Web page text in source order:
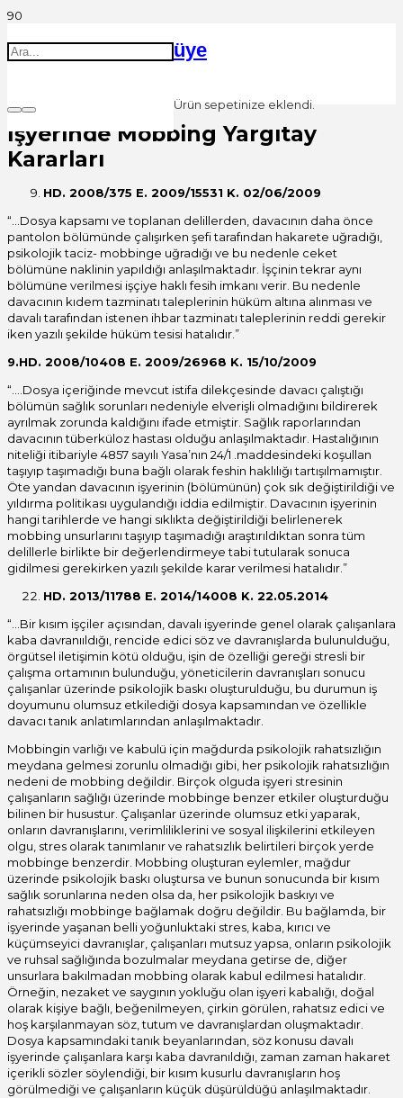
üye
Ürün sepetinize eklendi.
İşyerinde Mobbing Yargıtay
Kararları
HD. 2008/375 E. 2009/15531 K. 02/06/2009
“…Dosya kapsamı ve toplanan delillerden, davacının daha önce
pantolon bölümünde çalışırken şefi tarafından hakarete uğradığı,
psikolojik taciz- mobbinge uğradığı ve bu nedenle ceket
bölümüne naklinin yapıldığı anlaşılmaktadır. İşçinin tekrar aynı
bölümüne verilmesi işçiye haklı fesih imkanı verir. Bu nedenle
davacının kıdem tazminatı taleplerinin hüküm altına alınması ve
davalı tarafından istenen ihbar tazminatı taleplerinin reddi gerekir
iken yazılı şekilde hüküm tesisi hatalıdır.”
9.HD. 2008/10408 E. 2009/26968 K. 15/10/2009
“….Dosya içeriğinde mevcut istifa dilekçesinde davacı çalıştığı
bölümün sağlık sorunları nedeniyle elverişli olmadığını bildirerek
ayrılmak zorunda kaldığını ifade etmiştir. Sağlık raporlarından
davacının tüberküloz hastası olduğu anlaşılmaktadır. Hastalığının
niteliği itibariyle 4857 sayılı Yasa’nın 24/1 .maddesindeki koşullan
taşıyıp taşımadığı buna bağlı olarak feshin haklılığı tartışılmamıştır.
Öte yandan davacının işyerinin (bölümünün) çok sık değiştirildiği ve
yıldırma politikası uygulandığı iddia edilmiştir. Davacının işyerinin
hangi tarihlerde ve hangi sıklıkta değiştirildiği belirlenerek
mobbing unsurlarını taşıyıp taşımadığı araştırıldıktan sonra tüm
delillerle birlikte bir değerlendirmeye tabi tutularak sonuca
gidilmesi gerekirken yazılı şekilde karar verilmesi hatalıdır.”
HD. 2013/11788 E. 2014/14008 K. 22.05.2014
“…Bir kısım işçiler açısından, davalı işyerinde genel olarak çalışanlara
kaba davranııldığı, rencide edici söz ve davranışlarda bulunulduğu,
örgütsel iletişimin kötü olduğu, işin de özelliği gereği stresli bir
çalışma ortamının bulunduğu, yöneticilerin davranışları sonucu
çalışanlar üzerinde psikolojik baskı oluşturulduğu, bu durumun iş
doyumunu olumsuz etkilediği dosya kapsamından ve özellikle
davacı tanık anlatımlarından anlaşılmaktadır.
Mobbingin varlığı ve kabulü için mağdurda psikolojik rahatsızlığın
meydana gelmesi zorunlu olmadığı gibi, her psikolojik rahatsızlığın
nedeni de mobbing değildir. Birçok olguda işyeri stresinin
çalışanların sağlığı üzerinde mobbinge benzer etkiler oluşturduğu
bilinen bir husustur. Çalışanlar üzerinde olumsuz etki yaparak,
onların davranışlarını, verimliliklerini ve sosyal ilişkilerini etkileyen
olgu, stres olarak tanımlanır ve rahatsızlık belirtileri birçok yerde
mobbinge benzerdir. Mobbing oluşturan eylemler, mağdur
üzerinde psikolojik baskı oluştursa ve bunun sonucunda bir kısım
sağlık sorunlarına neden olsa da, her psikolojik baskıyı ve
rahatsızlığı mobbinge bağlamak doğru değildir. Bu bağlamda, bir
işyerinde yaşanan belli yoğunluktaki stres, kaba, kırıcı ve
küçümseyici davranışlar, çalışanları mutsuz yapsa, onların psikolojik
ve ruhsal sağlığında bozulmalar meydana getirse de, diğer
unsurlara bakılmadan mobbing olarak kabul edilmesi hatalıdır.
Örneğin, nezaket ve saygının yokluğu olan işyeri kabalığı, doğal
olarak kişiye bağlı, beğenilmeyen, çirkin görülen, rahatsız edici ve
hoş karşılanmayan söz, tutum ve davranışlardan oluşmaktadır.
Dosya kapsamındaki tanık beyanlarından, söz konusu davalı
işyerinde çalışanlara karşı kaba davranıldığı, zaman zaman hakaret
içerikli sözler söylendiği, bir kısım kusurlu davranışların hoş
görülmediği ve çalışanların küçük düşürüldüğü anlaşılmaktadır.